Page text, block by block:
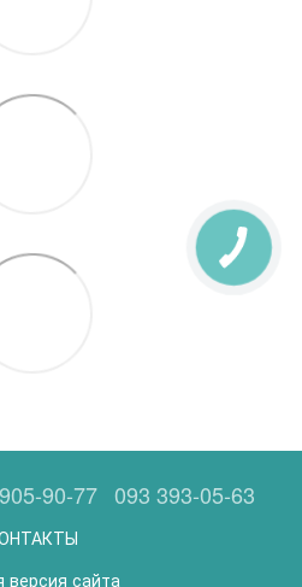
90-77 093 393-05-63
версия сайта